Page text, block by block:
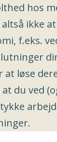
hos
altså ikke
f.eks.
løse
du ved